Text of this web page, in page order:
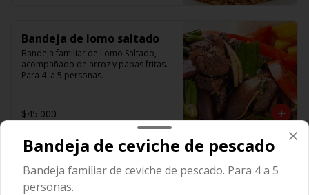
Bandeja de lomo saltado
Bandeja familiar de Lomo Saltado,
acompañado de arroz y papas fritas.
Para 4  a 5 personas.
$45.000
Bandeja familiar de a ají de Gallina
familiar acompañado de arroz. Para 4
Bandeja de ceviche de pescado
Bandeja familiar de ceviche de pescado. Para 4 a 5
personas.